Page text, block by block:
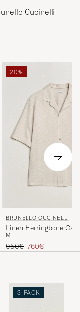
Cucinelli
”toinen” rakkaus
Täällä
noin puoli
20%
BRUNELLO CUCINELLI
Linen Herringbone
Light Beige
M
Tavallinen hinta
950€ Alennettu hinta
760€
3-PACK